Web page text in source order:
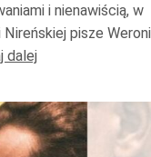
i nienawiścią, w
pisze
dalej